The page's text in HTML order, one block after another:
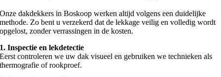
Onze dakdekkers in Boskoop werken altijd volgens een duidelijke
methode. Zo bent u verzekerd dat de lekkage veilig en volledig wordt
opgelost, zonder verrassingen in de kosten.
1. Inspectie en lekdetectie
Eerst controleren we uw dak visueel en gebruiken we technieken als
thermografie of rookproef.